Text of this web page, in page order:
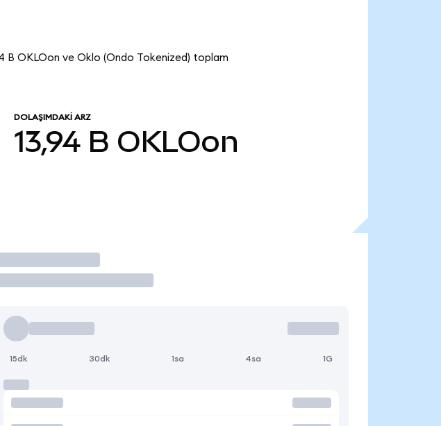
B OKLOon ve Oklo (Ondo Tokenized) toplam
DOLAŞIMDAKI ARZ
13,94 B OKLOon
Yap
15dk 30dk 1sa 4sa 1G